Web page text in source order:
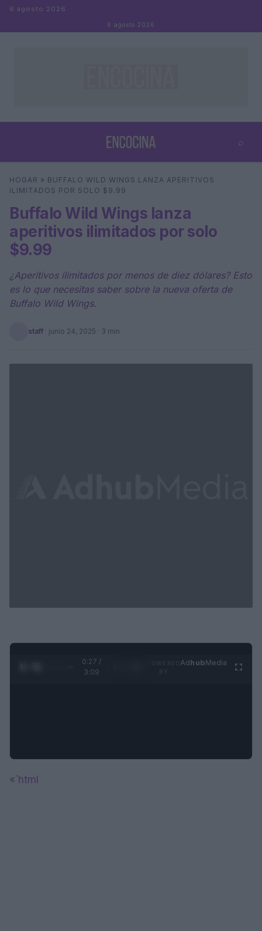
Saltar al contenido
6 agosto 2026
6 agosto 2026
⌕
Buscar
HOGAR » BUFFALO WILD WINGS LANZA APERITIVOS
ILIMITADOS POR SOLO $9.99
Buffalo Wild Wings lanza
aperitivos ilimitados por solo
$9.99
¿Aperitivos ilimitados por menos de diez dólares? Esto
es lo que necesitas saber sobre la nueva oferta de
Buffalo Wild Wings.
staff · junio 24, 2025 · 3 min
0:28 /
3:09
AdhubMedia
«`html